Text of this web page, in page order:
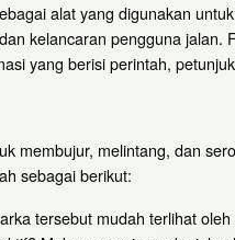
alat yang digunakan
kelancaran pengguna jalan.
yang berisi perintah,
membujur, melintang, dan
sebagai berikut:
tersebut mudah terlihat